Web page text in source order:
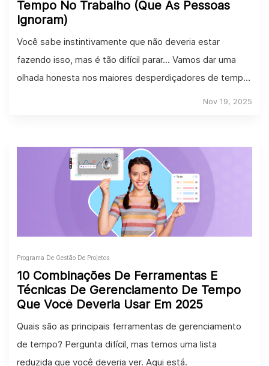
Tempo No Trabalho (Que As Pessoas
Ignoram)
Você sabe instintivamente que não deveria estar
fazendo isso, mas é tão difícil parar... Vamos dar uma
olhada honesta nos maiores desperdiçadores de tempo
Nov 19, 2025
Programa De Gestão De Projetos
10 Combinações De Ferramentas E
Técnicas De Gerenciamento De Tempo
Que Você Deveria Usar Em 2025
Quais são as principais ferramentas de gerenciamento
de tempo? Pergunta difícil, mas temos uma lista
reduzida que você deveria ver. Aqui está.